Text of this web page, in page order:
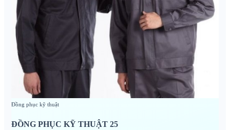
Đồng phục kỹ thuật
ĐỒNG PHỤC KỸ THUẬT 25